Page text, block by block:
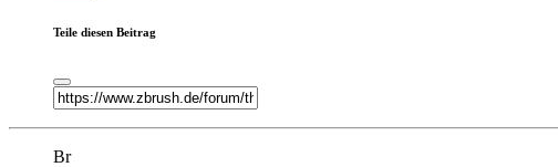
Teile diesen Beitrag
Br